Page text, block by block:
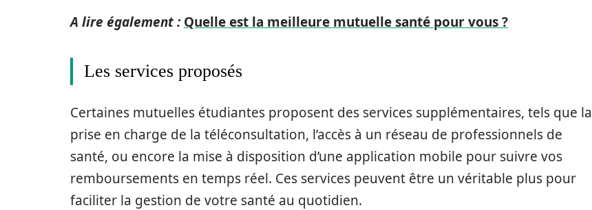
A lire également : Quelle est la meilleure mutuelle santé pour vous ?
Les services proposés
Certaines mutuelles étudiantes proposent des services supplémentaires, tels que la
prise en charge de la téléconsultation, l’accès à un réseau de professionnels de
santé, ou encore la mise à disposition d’une application mobile pour suivre vos
remboursements en temps réel. Ces services peuvent être un véritable plus pour
faciliter la gestion de votre santé au quotidien.